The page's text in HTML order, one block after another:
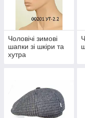
Чоловічі зимові
шапки зі шкіри та
хутра